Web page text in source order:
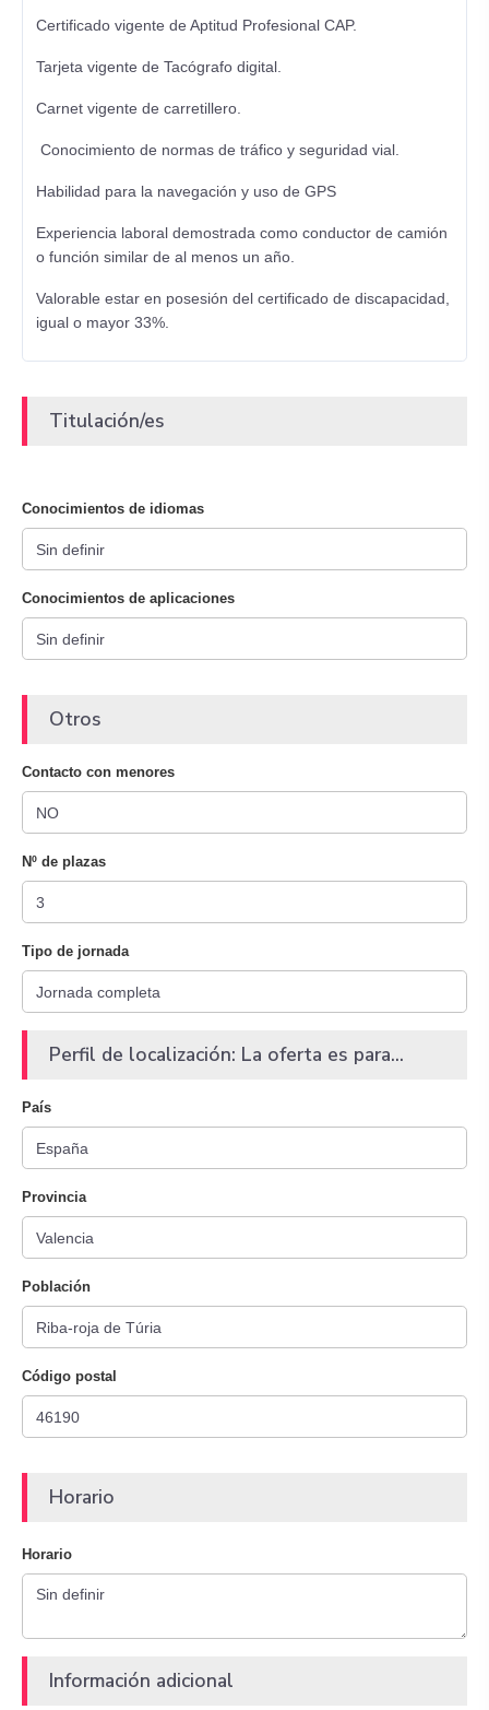
Certificado vigente de Aptitud Profesional CAP.
Tarjeta vigente de Tacógrafo digital.
Carnet vigente de carretillero.
Conocimiento de normas de tráfico y seguridad vial.
Habilidad para la navegación y uso de GPS
Experiencia laboral demostrada como conductor de camión
o función similar de al menos un año.
Valorable estar en posesión del certificado de discapacidad,
igual o mayor 33%.
Titulación/es
Conocimientos de idiomas
Conocimientos de aplicaciones
Otros
Contacto con menores
Nº de plazas
Tipo de jornada
Perfil de localización: La oferta es para...
País
Provincia
Población
Código postal
Horario
Horario
Información adicional